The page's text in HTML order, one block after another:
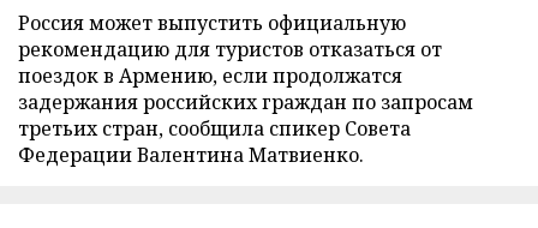
Россия может выпустить официальную
рекомендацию для туристов отказаться от
поездок в Армению, если продолжатся
задержания российских граждан по запросам
третьих стран, сообщила спикер Совета
Федерации Валентина Матвиенко.